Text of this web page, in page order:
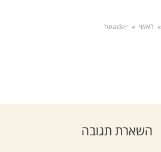
» ראשי »
header
השארת תגובה